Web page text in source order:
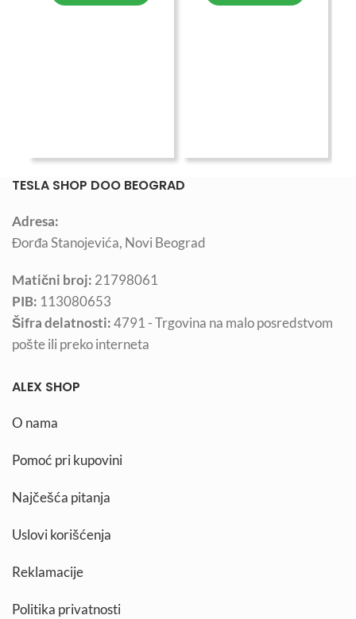
TESLA SHOP DOO BEOGRAD
Adresa:
Đorđa Stanojevića, Novi Beograd
Matični broj: 21798061
PIB: 113080653
Šifra delatnosti:4791 - Trgovina na malo posredstvom
pošte ili preko interneta
ALEX SHOP
O nama
Pomoć pri kupovini
Najčešća pitanja
Uslovi korišćenja
Reklamacije
Politika privatnosti